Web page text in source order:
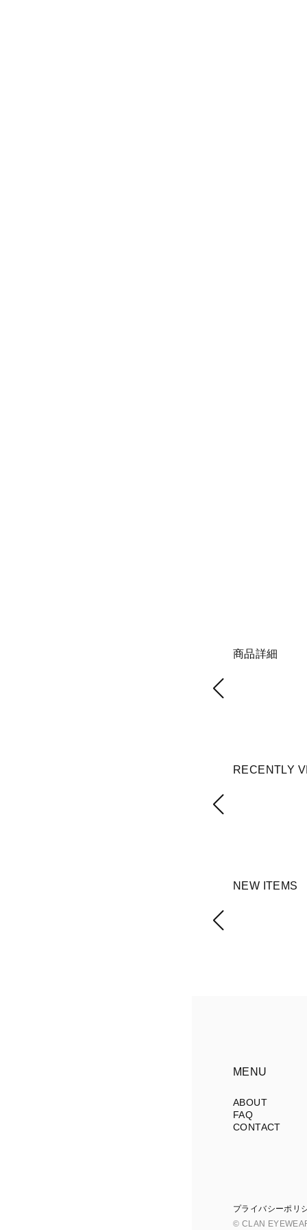
商品詳細
RECENTLY
NEW ITEMS
MENU
ABOUT
FAQ
CONTACT
プライバシーポリ
© CLAN